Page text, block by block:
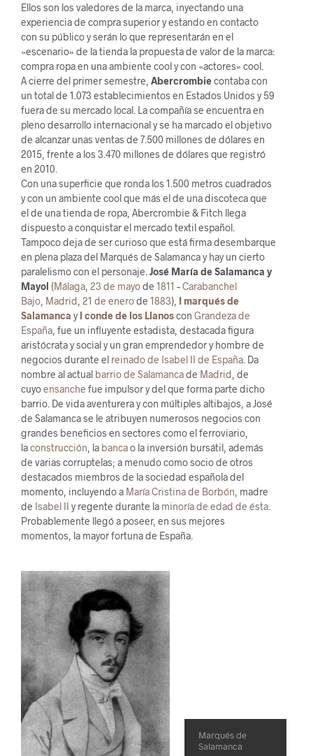
Ellos son los valedores de la marca, inyectando una
experiencia de compra superior y estando en contacto
con su público y serán lo que representarán en el
«escenario» de la tienda la propuesta de valor de la marca:
compra ropa en una ambiente cool y con «actores» cool.
A cierre del primer semestre, Abercrombiecontaba con
un total de 1.073 establecimientos en Estados Unidos y 59
fuera de su mercado local. La compañía se encuentra en
pleno desarrollo internacional y se ha marcado el objetivo
de alcanzar unas ventas de 7.500 millones de dólares en
2015, frente a los 3.470 millones de dólares que registró
en 2010.
Con una superficie que ronda los 1.500 metros cuadrados
y con un ambiente cool que más el de una discoteca que
el de una tienda de ropa, Abercrombie & Fitch llega
dispuesto a conquistar el mercado textil español.
Tampoco deja de ser curioso que está firma desembarque
en plena plaza del Marqués de Salamanca y hay un cierto
paralelismo con el personaje. José María de Salamanca y
Mayol (Málaga 23 de mayode 1811 –Carabanchel
Bajo Madrid 21 de enerode 1883), I marqués de
Salamanca y I conde de los Llanoscon Grandeza de
España , fue un influyente estadista, destacada figura
aristócrata y social y un gran emprendedor y hombre de
negocios durante el reinado de Isabel II de España . Da
nombre al actual barrio de Salamancade Madrid , de
cuyoensanche fue impulsor y del que forma parte dicho
barrio. De vida aventurera y con múltiples altibajos, a José
de Salamanca se le atribuyen numerosos negocios con
grandes beneficios en sectores como el ferroviario,
laconstrucción , la bancao la inversión bursátil, además
de varias corruptelas; a menudo como socio de otros
destacados miembros de la sociedad española del
momento, incluyendo a María Cristina de Borbón , madre
de Isabel II y regente durante la minoría de edad de ésta
Probablemente llegó a poseer, en sus mejores
momentos, la mayor fortuna de España.
Marqués de
Salamanca